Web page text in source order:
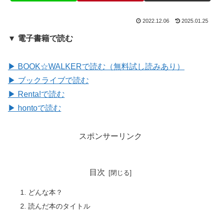
2022.12.06 2025.01.25
▼ 電子書籍で読む
▶ BOOK☆WALKERで読む（無料試し読みあり）
▶ ブックライブで読む
▶ Renta!で読む
▶ hontoで読む
スポンサーリンク
目次
どんな本？
読んだ本のタイトル